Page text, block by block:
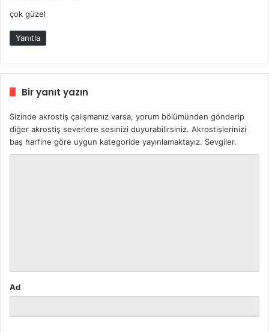
i
k
i
çok güzel
Yanıtla
Bir yanıt yazın
Sizinde akrostiş çalışmanız varsa, yorum bölümünden gönderip
diğer akrostiş severlere sesinizi duyurabilirsiniz. Akrostişlerinizi
baş harfine göre uygun kategoride yayınlamaktayız. Sevgiler.
Ad